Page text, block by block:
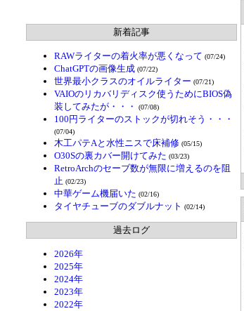
新着記事
RAWライターの着火率が悪くなって (07/24)
ChatGPTの画像生成 (07/22)
世界最小クラスのオイルライター (07/21)
VAIOのリカバリディスク使うためにBIOS偽
装してみたが・・・
(07/08)
100円ライターのストックが切れそう・・・
(07/04)
木工パテAと水性ニスで床補修 (05/15)
O30Sの裏カバー開けてみた (03/23)
RetroArchのセーブ数が無限に増えるのを阻
止 (02/23)
中華ゲーム機届いた (02/16)
タイヤチューブのダブルナット (02/14)
過去ログ
2026年
2025年
2024年
2023年
2022年